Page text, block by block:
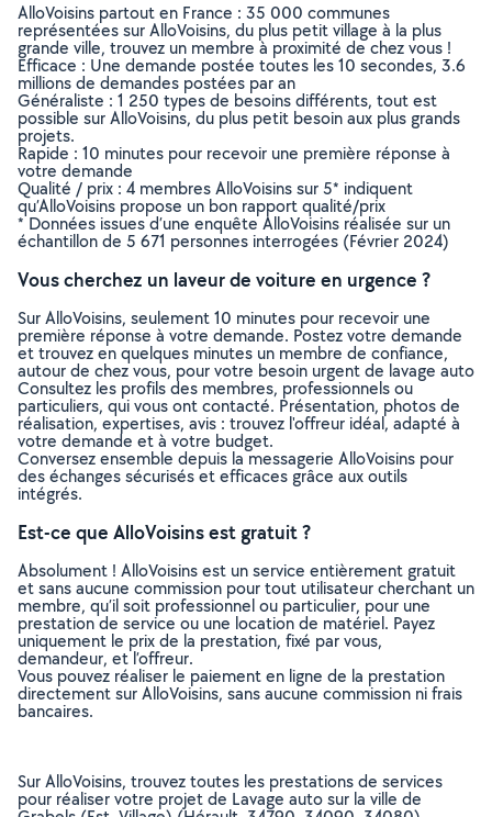
AlloVoisins partout en France : 35 000 communes
représentées sur AlloVoisins, du plus petit village à la plus
grande ville, trouvez un membre à proximité de chez vous !
Efficace : Une demande postée toutes les 10 secondes, 3.6
millions de demandes postées par an
Généraliste : 1 250 types de besoins différents, tout est
possible sur AlloVoisins, du plus petit besoin aux plus grands
projets.
Rapide : 10 minutes pour recevoir une première réponse à
votre demande
Qualité / prix : 4 membres AlloVoisins sur 5* indiquent
qu’AlloVoisins propose un bon rapport qualité/prix
* Données issues d’une enquête AlloVoisins réalisée sur un
échantillon de 5 671 personnes interrogées (Février 2024)
Vous cherchez un laveur de voiture en urgence ?
Sur AlloVoisins, seulement 10 minutes pour recevoir une
première réponse à votre demande. Postez votre demande
et trouvez en quelques minutes un membre de confiance,
autour de chez vous, pour votre besoin urgent de lavage auto
Consultez les profils des membres, professionnels ou
particuliers, qui vous ont contacté. Présentation, photos de
réalisation, expertises, avis : trouvez l'offreur idéal, adapté à
votre demande et à votre budget.
Conversez ensemble depuis la messagerie AlloVoisins pour
des échanges sécurisés et efficaces grâce aux outils
intégrés.
Est-ce que AlloVoisins est gratuit ?
Absolument ! AlloVoisins est un service entièrement gratuit
et sans aucune commission pour tout utilisateur cherchant un
membre, qu’il soit professionnel ou particulier, pour une
prestation de service ou une location de matériel. Payez
uniquement le prix de la prestation, fixé par vous,
demandeur, et l’offreur.
Vous pouvez réaliser le paiement en ligne de la prestation
directement sur AlloVoisins, sans aucune commission ni frais
bancaires.
Sur AlloVoisins, trouvez toutes les prestations de services
pour réaliser votre projet de Lavage auto sur la ville de